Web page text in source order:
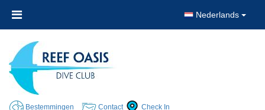
Nederlands
Bestemmingen Contact Check In